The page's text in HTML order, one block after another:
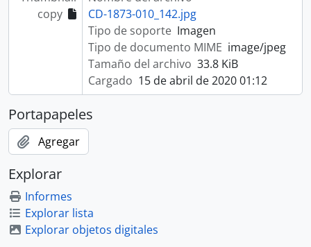
copy
CD-1873-010_142.jpg
Tipo de soporte Imagen
Tipo de documento MIME image/jpeg
Tamaño del archivo 33.8 KiB
Cargado 15 de abril de 2020 01:12
Portapapeles
Agregar
Explorar
Informes
Explorar lista
Explorar objetos digitales